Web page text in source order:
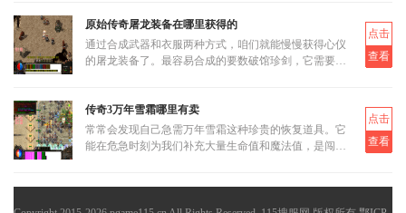
原始传奇屠龙装备在哪里获得的
通过合成武器和衣服两种方式，咱们就能慢慢获得心仪
的屠龙装备了。最容易合成的要数破馆珍剑，它需要的
点击
查看
传奇3万年雪霜哪里有卖
常常会发现自己急需万年雪霜这种珍贵的恢复道具。它
能在危急时刻为我们补充大量生命值和魔法值，是闯荡
点击
查看